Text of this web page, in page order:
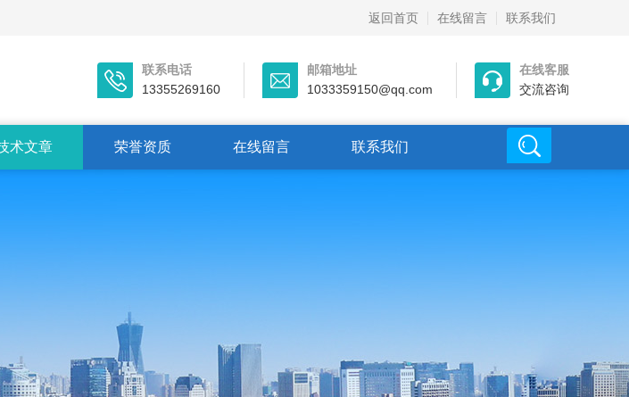
返回首页 在线留言 联系我们
联系电话
13355269160
邮箱地址
1033359150@qq.com
在线客服
交流咨询
术文章 荣誉资质 在线留言 联系我们